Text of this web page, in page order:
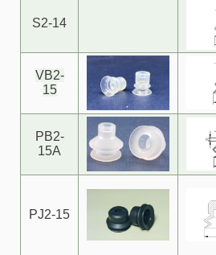
S2-14
VB2-
15
PB2-
15A
PJ2-15